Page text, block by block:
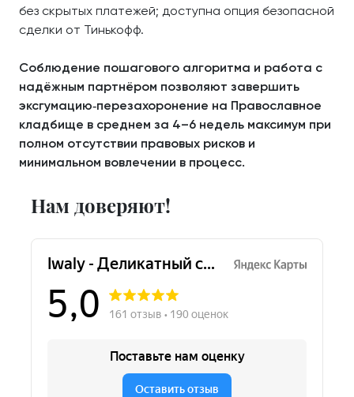
без скрытых платежей; доступна опция безопасной
сделки от Тинькофф.
Соблюдение пошагового алгоритма и работа с
надёжным партнёром позволяют завершить
эксгумацию‑перезахоронение на Православное
кладбище в среднем за 4–6 недель максимум при
полном отсутствии правовых рисков и
минимальном вовлечении в процесс.
Нам доверяют!